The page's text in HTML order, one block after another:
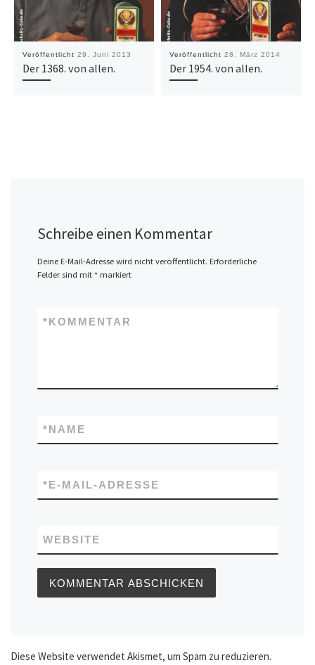
Veröffentlicht 29. Juni 2013
Der 1368. von allen.
Veröffentlicht 28. März 2014
Der 1954. von allen.
Schreibe einen Kommentar
Deine E-Mail-Adresse wird nicht veröffentlicht. Erforderliche
Felder sind mit *markiert
KOMMENTAR
*
NAME
*
E-MAIL-ADRESSE
*
WEBSITE
Diese Website verwendet Akismet, um Spam zu reduzieren.